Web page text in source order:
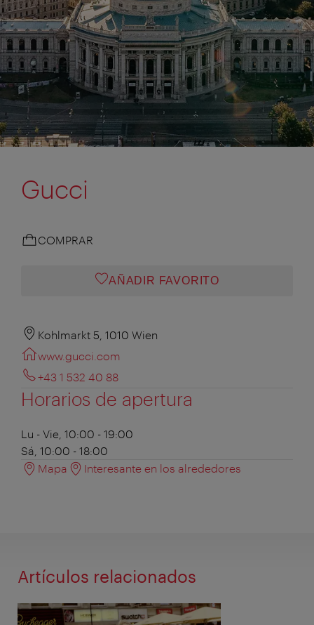
Gucci
COMPRAR
AÑADIR FAVORITO
Kohlmarkt 5, 1010 Wien
www.gucci.com
+43 1 532 40 88
Horarios de apertura
Lu - Vie, 10:00 - 19:00
Sá, 10:00 - 18:00
Mapa
Interesante en los alrededores
Artículos relacionados